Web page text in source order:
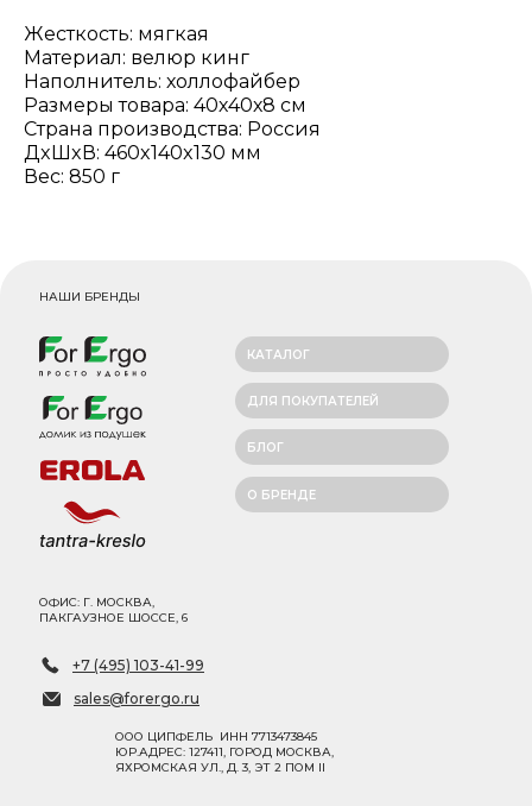
Жесткость: мягкая
Материал: велюр кинг
Наполнитель: холлофайбер
Размеры товара: 40х40х8 см
Страна производства: Россия
ДxШxВ: 460x140x130 мм
Вес: 850 г
НАШИ БРЕНДЫ
ООО ЦИПФЕЛЬ ИНН 7713473845
ЮР.АДРЕС: 127411, ГОРОД МОСКВА,
ЯХРОМСКАЯ УЛ., Д. 3, ЭТ 2 ПОМ II
ОФИС: Г. МОСКВА,
ПАКГАУЗНОЕ ШОССЕ, 6
sales@forergo.ru
+7 (495) 103-41-99
КАТАЛОГ
ДЛЯ ПОКУПАТЕЛЕЙ
БЛОГ
О БРЕНДЕ